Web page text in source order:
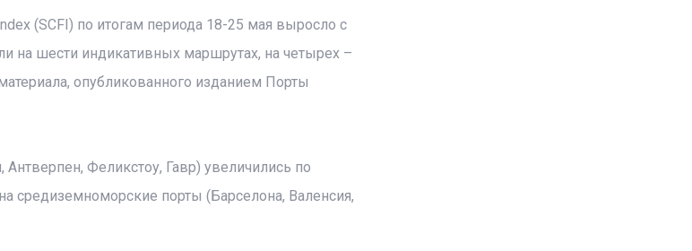
(SCFI) по итогам периода 18-25 мая выросло с
на шести индикативных маршрутах, на четырех –
опубликованного изданием Порты
Феликстоу, Гавр) увеличились по
средиземноморские порты (Барселона, Валенсия,